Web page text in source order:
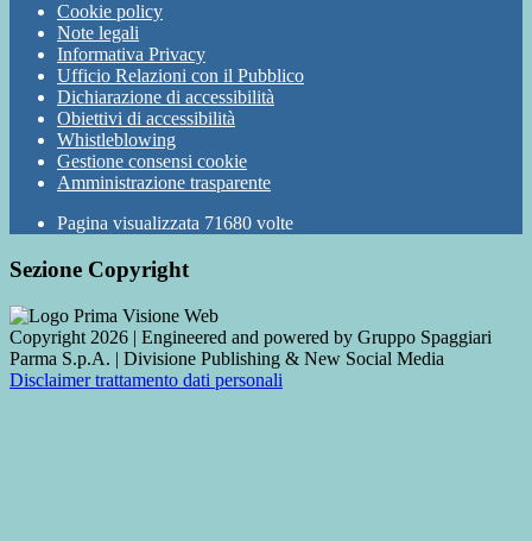
Cookie policy
Note legali
Informativa Privacy
Ufficio Relazioni con il Pubblico
Dichiarazione di accessibilità
Obiettivi di accessibilità
Whistleblowing
Gestione consensi cookie
Amministrazione trasparente
Pagina visualizzata 71680 volte
Sezione Copyright
Copyright 2026 | Engineered and powered by Gruppo Spaggiari
Parma S.p.A. | Divisione Publishing & New Social Media
Disclaimer trattamento dati personali